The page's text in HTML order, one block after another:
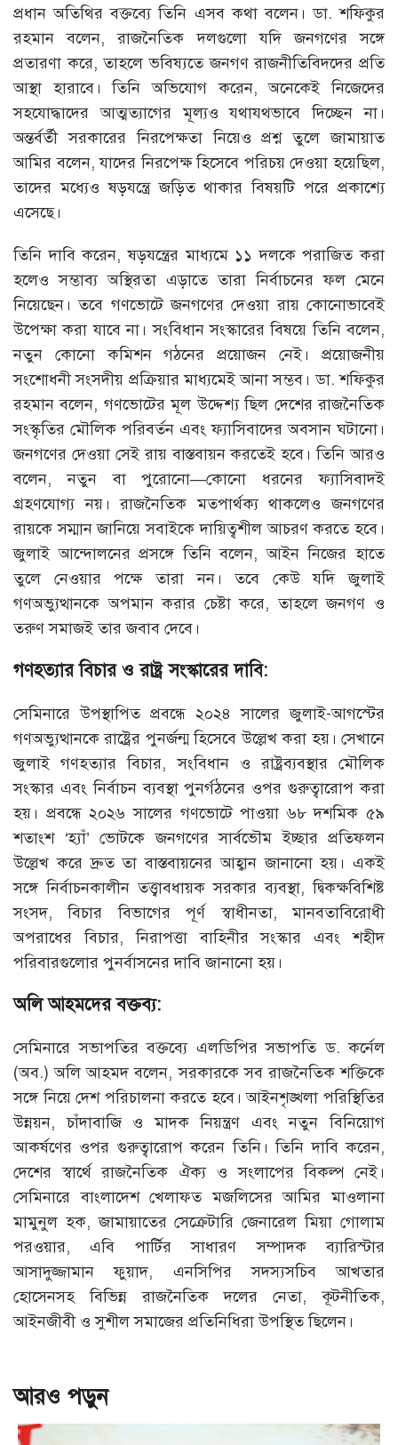
প্রধান অতিথির বক্তব্যে তিনি এসব কথা বলেন। ডা. শফিকুর
রহমান বলেন, রাজনৈতিক দলগুলো যদি জনগণের সঙ্গে
প্রতারণা করে, তাহলে ভবিষ্যতে জনগণ রাজনীতিবিদদের প্রতি
আস্থা হারাবে। তিনি অভিযোগ করেন, অনেকেই নিজেদের
সহযোদ্ধাদের আত্মত্যাগের মূল্যও যথাযথভাবে দিচ্ছেন না।
অন্তর্বর্তী সরকারের নিরপেক্ষতা নিয়েও প্রশ্ন তুলে জামায়াত
আমির বলেন, যাদের নিরপেক্ষ হিসেবে পরিচয় দেওয়া হয়েছিল,
তাদের মধ্যেও ষড়যন্ত্রে জড়িত থাকার বিষয়টি পরে প্রকাশ্যে
এসেছে।
তিনি দাবি করেন, ষড়যন্ত্রের মাধ্যমে ১১ দলকে পরাজিত করা
হলেও সম্ভাব্য অস্থিরতা এড়াতে তারা নির্বাচনের ফল মেনে
নিয়েছেন। তবে গণভোটে জনগণের দেওয়া রায় কোনোভাবেই
উপেক্ষা করা যাবে না। সংবিধান সংস্কারের বিষয়ে তিনি বলেন,
নতুন কোনো কমিশন গঠনের প্রয়োজন নেই। প্রয়োজনীয়
সংশোধনী সংসদীয় প্রক্রিয়ার মাধ্যমেই আনা সম্ভব। ডা. শফিকুর
রহমান বলেন, গণভোটের মূল উদ্দেশ্য ছিল দেশের রাজনৈতিক
সংস্কৃতির মৌলিক পরিবর্তন এবং ফ্যাসিবাদের অবসান ঘটানো।
জনগণের দেওয়া সেই রায় বাস্তবায়ন করতেই হবে। তিনি আরও
বলেন, নতুন বা পুরোনো—কোনো ধরনের ফ্যাসিবাদই
গ্রহণযোগ্য নয়। রাজনৈতিক মতপার্থক্য থাকলেও জনগণের
রায়কে সম্মান জানিয়ে সবাইকে দায়িত্বশীল আচরণ করতে হবে।
জুলাই আন্দোলনের প্রসঙ্গে তিনি বলেন, আইন নিজের হাতে
তুলে নেওয়ার পক্ষে তারা নন। তবে কেউ যদি জুলাই
গণঅভ্যুত্থানকে অপমান করার চেষ্টা করে, তাহলে জনগণ ও
তরুণ সমাজই তার জবাব দেবে।
গণহত্যার বিচার ও রাষ্ট্র সংস্কারের দাবি:
সেমিনারে উপস্থাপিত প্রবন্ধে ২০২৪ সালের জুলাই-আগস্টের
গণঅভ্যুত্থানকে রাষ্ট্রের পুনর্জন্ম হিসেবে উল্লেখ করা হয়। সেখানে
জুলাই গণহত্যার বিচার, সংবিধান ও রাষ্ট্রব্যবস্থার মৌলিক
সংস্কার এবং নির্বাচন ব্যবস্থা পুনর্গঠনের ওপর গুরুত্বারোপ করা
হয়। প্রবন্ধে ২০২৬ সালের গণভোটে পাওয়া ৬৮ দশমিক ৫৯
শতাংশ ‘হ্যাঁ’ ভোটকে জনগণের সার্বভৌম ইচ্ছার প্রতিফলন
উল্লেখ করে দ্রুত তা বাস্তবায়নের আহ্বান জানানো হয়। একই
সঙ্গে নির্বাচনকালীন তত্ত্বাবধায়ক সরকার ব্যবস্থা, দ্বিকক্ষবিশিষ্ট
সংসদ, বিচার বিভাগের পূর্ণ স্বাধীনতা, মানবতাবিরোধী
অপরাধের বিচার, নিরাপত্তা বাহিনীর সংস্কার এবং শহীদ
পরিবারগুলোর পুনর্বাসনের দাবি জানানো হয়।
অলি আহমদের বক্তব্য:
সেমিনারে সভাপতির বক্তব্যে এলডিপির সভাপতি ড. কর্নেল
(অব.) অলি আহমদ বলেন, সরকারকে সব রাজনৈতিক শক্তিকে
সঙ্গে নিয়ে দেশ পরিচালনা করতে হবে। আইনশৃঙ্খলা পরিস্থিতির
উন্নয়ন, চাঁদাবাজি ও মাদক নিয়ন্ত্রণ এবং নতুন বিনিয়োগ
আকর্ষণের ওপর গুরুত্বারোপ করেন তিনি। তিনি দাবি করেন,
দেশের স্বার্থে রাজনৈতিক ঐক্য ও সংলাপের বিকল্প নেই।
সেমিনারে বাংলাদেশ খেলাফত মজলিসের আমির মাওলানা
মামুনুল হক, জামায়াতের সেক্রেটারি জেনারেল মিয়া গোলাম
পরওয়ার, এবি পার্টির সাধারণ সম্পাদক ব্যারিস্টার
আসাদুজ্জামান ফুয়াদ, এনসিপির সদস্যসচিব আখতার
হোসেনসহ বিভিন্ন রাজনৈতিক দলের নেতা, কূটনীতিক,
আইনজীবী ও সুশীল সমাজের প্রতিনিধিরা উপস্থিত ছিলেন।
আরও পড়ুন